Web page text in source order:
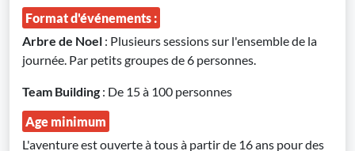
Format d'événements :
Arbre de Noel : Plusieurs sessions sur l'ensemble de la
journée. Par petits groupes de 6 personnes.
Team Building : De 15 à 100 personnes
Age minimum
L'aventure est ouverte à tous à partir de 16 ans pour des